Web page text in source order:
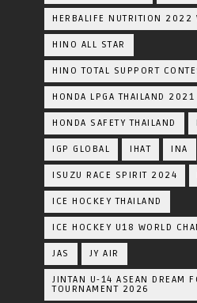
HERBALIFE NUTRITION 2022
HINO ALL STAR
HINO TOTAL SUPPORT
HONDA LPGA THAILAND 2021
HONDA SAFETY THAILAND
IGP GLOBAL IHAT INA
ISUZU RACE SPIRIT 2024
ICE HOCKEY THAILAND
ICE HOCKEY U18 WORLD
JAS JY AIR
JINTAN U-14 ASEAN DREAM
TOURNAMENT 2026